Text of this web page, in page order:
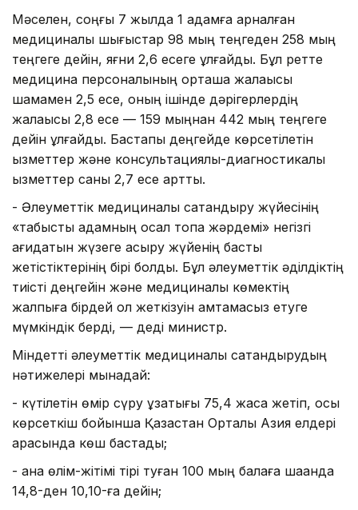
Мәселен, соңғы 7 жылда 1 адамға арналған
медициналық шығыстар 98 мың теңгеден 258 мың
теңгеге дейін, яғни 2,6 есеге ұлғайды. Бұл ретте
медицина персоналының орташа жалақысы
шамамен 2,5 есе, оның ішінде дәрігерлердің
жалақысы 2,8 есе — 159 мыңнан 442 мың теңгеге
дейін ұлғайды. Бастапқы деңгейде көрсетілетін
қызметтер және консультациялық-диагностикалық
қызметтер саны 2,7 есе артты.
- Әлеуметтік медициналық сақтандыру жүйесінің
«табысты адамның осал топқа жәрдемі» негізгі
қағидатын жүзеге асыру жүйенің басты
жетістіктерінің бірі болды. Бұл әлеуметтік әділдіктің
тиісті деңгейін және медициналық көмектің
жалпыға бірдей қол жеткізуін қамтамасыз етуге
мүмкіндік берді, — деді министр.
Міндетті әлеуметтік медициналық сақтандырудың
нәтижелері мынадай:
- күтілетін өмір сүру ұзақтығы 75,4 жасқа жетіп, осы
көрсеткіш бойынша Қазақстан Орталық Азия елдері
арасында көш бастады;
- ана өлім-жітімі тірі туған 100 мың балаға шаққанда
14,8-ден 10,10-ға дейін;